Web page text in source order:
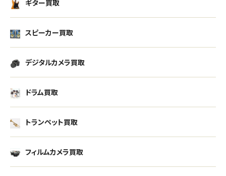
ギター買取
スピーカー買取
デジタルカメラ買取
ドラム買取
トランペット買取
フィルムカメラ買取